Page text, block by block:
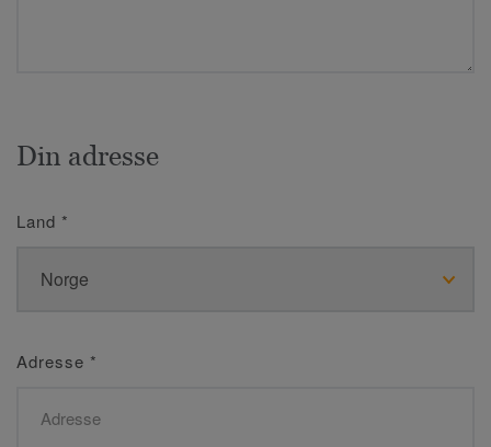
Din adresse
Land *
Adresse *